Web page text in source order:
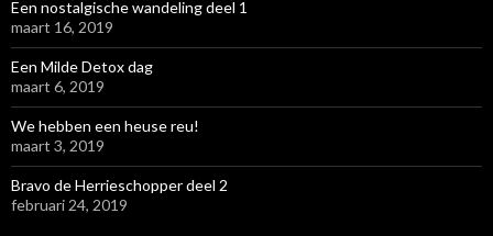
Een nostalgische wandeling deel 1
maart 16, 2019
Een Milde Detox dag
maart 6, 2019
We hebben een heuse reu!
maart 3, 2019
Bravo de Herrieschopper deel 2
februari 24, 2019